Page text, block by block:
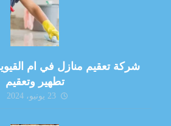
تطهير وتعقيم
23 يونيو، 2024